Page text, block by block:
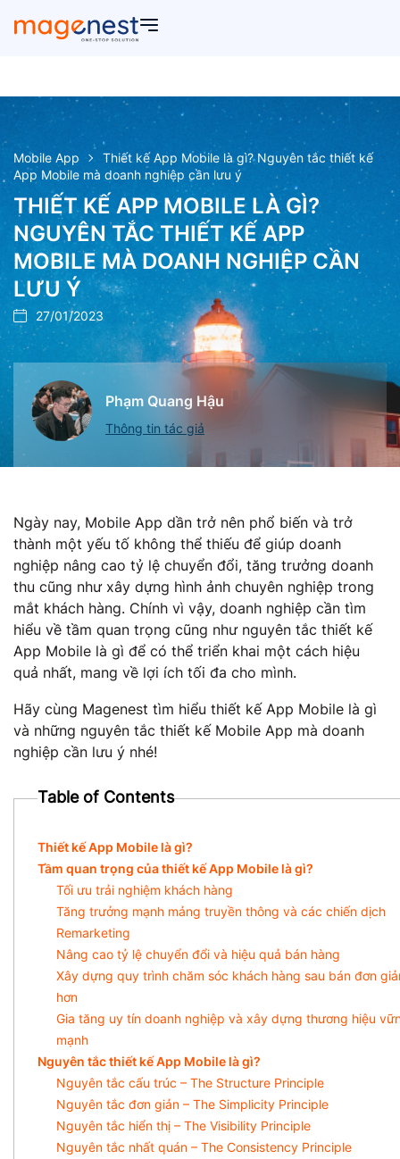
Mobile App
Thiết kế App Mobile là gì? Nguyên tắc thiết kế
App Mobile mà doanh nghiệp cần lưu ý
THIẾT KẾ APP MOBILE LÀ GÌ?
NGUYÊN TẮC THIẾT KẾ APP
MOBILE MÀ DOANH NGHIỆP CẦN
LƯU Ý
27/01/2023
Phạm Quang Hậu
Thông tin tác giả
Ngày nay, Mobile App dần trở nên phổ biến và trở
thành một yếu tố không thể thiếu để giúp doanh
nghiệp nâng cao tỷ lệ chuyển đổi, tăng trưởng doanh
thu cũng như xây dựng hình ảnh chuyên nghiệp trong
mắt khách hàng. Chính vì vậy, doanh nghiệp cần tìm
hiểu về tầm quan trọng cũng như nguyên tắc thiết kế
App Mobile là gì để có thể triển khai một cách hiệu
quả nhất, mang về lợi ích tối đa cho mình.
Hãy cùng Magenest tìm hiểu thiết kế App Mobile là gì
và những nguyên tắc thiết kế Mobile App mà doanh
nghiệp cần lưu ý nhé!
Table of Contents
Thiết kế App Mobile là gì?
Tầm quan trọng của thiết kế App Mobile là gì?
Tối ưu trải nghiệm khách hàng
Tăng trưởng mạnh mảng truyền thông và các chiến dịch
Remarketing
Nâng cao tỷ lệ chuyển đổi và hiệu quả bán hàng
Xây dựng quy trình chăm sóc khách hàng sau bán đơn
hơn
Gia tăng uy tín doanh nghiệp và xây dựng thương hiệu
mạnh
Nguyên tắc thiết kế App Mobile là gì?
Nguyên tắc cấu trúc – The Structure Principle
Nguyên tắc đơn giản – The Simplicity Principle
Nguyên tắc hiển thị – The Visibility Principle
Nguyên tắc nhất quán – The Consistency Principle